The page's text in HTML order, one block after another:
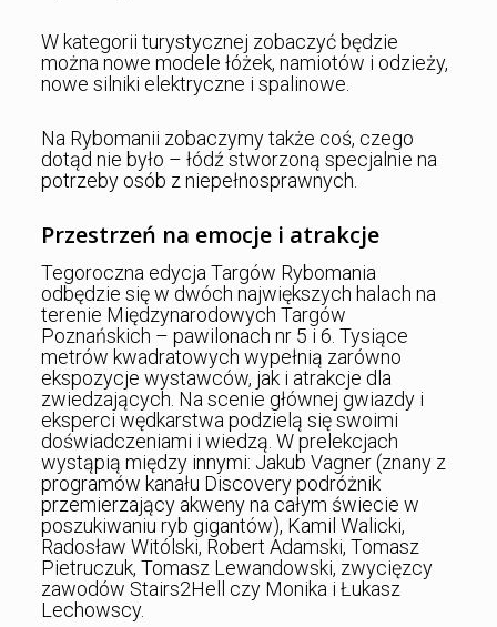
W kategorii turystycznej zobaczyć będzie
można nowe modele łóżek, namiotów i odzieży,
nowe silniki elektryczne i spalinowe.
Na Rybomanii zobaczymy także coś, czego
dotąd nie było – łódź stworzoną specjalnie na
potrzeby osób z niepełnosprawnych.
Przestrzeń na emocje i atrakcje
Tegoroczna edycja Targów Rybomania
odbędzie się w dwóch największych halach na
terenie Międzynarodowych Targów
Poznańskich – pawilonach nr 5 i 6. Tysiące
metrów kwadratowych wypełnią zarówno
ekspozycje wystawców, jak i atrakcje dla
zwiedzających. Na scenie głównej gwiazdy i
eksperci wędkarstwa podzielą się swoimi
doświadczeniami i wiedzą. W prelekcjach
wystąpią między innymi: Jakub Vagner (znany z
programów kanału Discovery podróżnik
przemierzający akweny na całym świecie w
poszukiwaniu ryb gigantów), Kamil Walicki,
Radosław Witólski, Robert Adamski, Tomasz
Pietruczuk, Tomasz Lewandowski, zwycięzcy
zawodów Stairs2Hell czy Monika i Łukasz
Lechowscy.